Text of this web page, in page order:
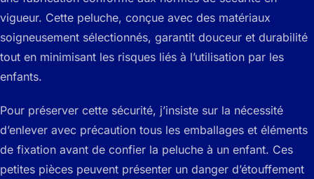
vigueur. Cette peluche, conçue avec des matériaux
soigneusement sélectionnés, garantit douceur et durabilité
tout en minimisant les risques liés à l’utilisation par les
enfants.
Pour préserver cette sécurité, j’insiste sur la nécessité
d’enlever avec précaution tous les emballages et éléments
de fixation avant de confier la peluche à un enfant. Ces
petites pièces peuvent présenter un danger d’étouffement